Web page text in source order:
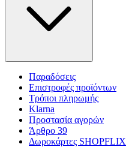
Παραδόσεις
Επιστροφές προϊόντων
Τρόποι πληρωμής
Klarna
Προστασία αγορών
Άρθρο 39
Δωροκάρτες SHOPFLIX